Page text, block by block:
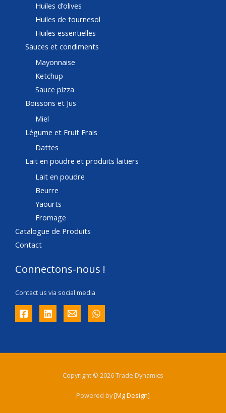
Huiles d’olives
Huiles de tournesol
Huiles essentielles
Sauces et condiments
Mayonnaise
Ketchup
Sauce pizza
Boissons et Jus
Miel
Légume et Fruit Frais
Dattes
Lait en poudre et produits laitiers
Lait en poudre
Beurre
Yaourts
Fromage
Catalogue de Produits
Contact
Connectons-nous !
Contact us via social media
Copyright © 2026 Trade Dynamics
Powered by[MgDesign]